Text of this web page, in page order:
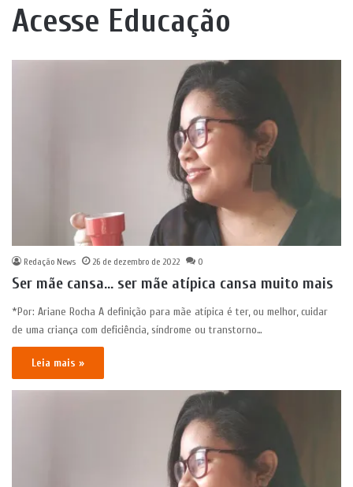
Acesse Educação
Redação News 26 de dezembro de 2022 0
Ser mãe cansa… ser mãe atípica cansa muito mais
*Por: Ariane Rocha A definição para mãe atípica é ter, ou melhor, cuidar
de uma criança com deficiência, síndrome ou transtorno…
Leia mais »